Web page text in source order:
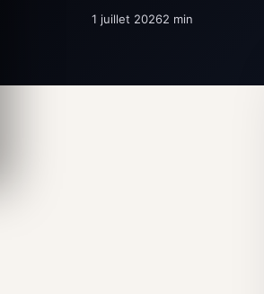
1 juillet 20262 min